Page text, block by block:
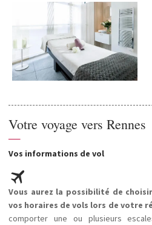
Votre voyage vers Rennes
—
Vos informations de vol
Vous aurez la possibilité de
vos horaires de vols lors de votre
comporter une ou plusieurs